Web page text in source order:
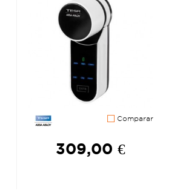
Comparar
309,00 €